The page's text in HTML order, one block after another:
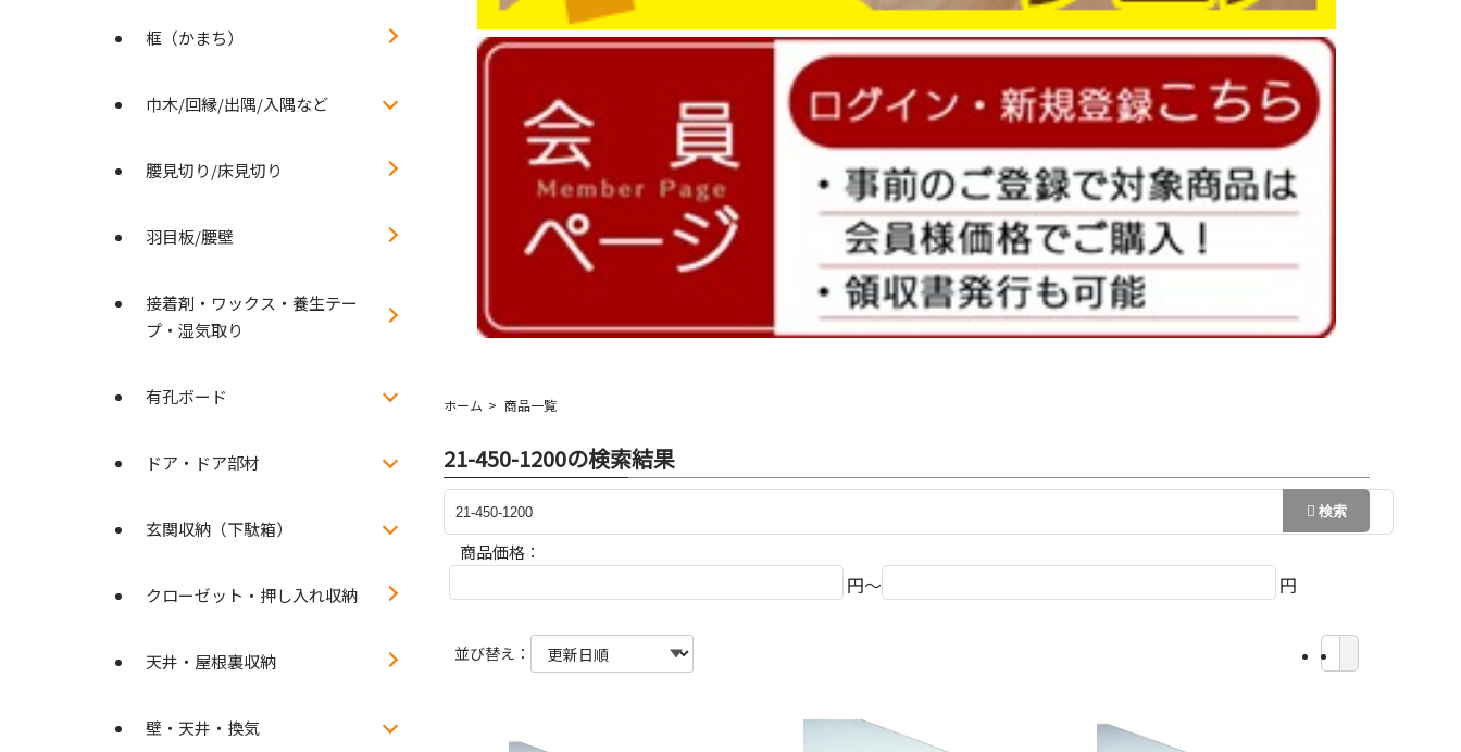
ホーム 商品一覧
21-450-1200の検索結果
商品価格：
円～ 円
並び替え：
框（かまち）
巾木/回縁/出隅/入隅など
腰見切り/床見切り
羽目板/腰壁
接着剤・ワックス・養生テー
プ・湿気取り
有孔ボード
ドア・ドア部材
玄関収納（下駄箱）
クローゼット・押し入れ収納
天井・屋根裏収納
壁・天井・換気